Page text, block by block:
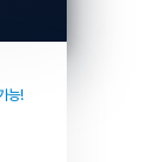
능!